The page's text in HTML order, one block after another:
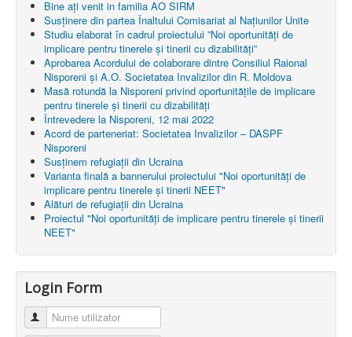
Bine ați venit in familia AO SIRM
Susținere din partea Înaltului Comisariat al Națiunilor Unite
Studiu elaborat în cadrul proiectului ”Noi oportunități de
implicare pentru tinerele și tinerii cu dizabilități”
Aprobarea Acordului de colaborare dintre Consiliul Raional
Nisporeni şi A.O. Societatea Invalizilor din R. Moldova
Masă rotundă la Nisporeni privind oportunitățile de implicare
pentru tinerele și tinerii cu dizabilități
Întrevedere la Nisporeni, 12 mai 2022
Acord de parteneriat: Societatea Invalizilor – DASPF
Nisporeni
Susținem refugiații din Ucraina
Varianta finală a bannerului proiectului "Noi oportunități de
implicare pentru tinerele și tinerii NEET"
Alături de refugiații din Ucraina
Proiectul "Noi oportunități de implicare pentru tinerele și tinerii
NEET"
Login Form
Nume utilizator